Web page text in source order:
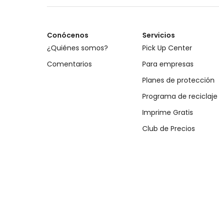
Conócenos
¿Quiénes somos?
Comentarios
Servicios
Pick Up Center
Para empresas
Planes de protección
Programa de reciclaje
Imprime Gratis
Club de Precios